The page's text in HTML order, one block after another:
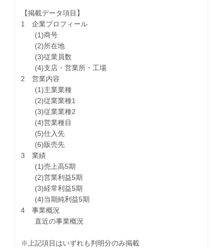
【掲載データ項目】
1 企業プロフィール
(1)商号
(2)所在地
(3)従業員数
(4)支店・営業所・工場
2 営業内容
(1)主業業種
(2)従業業種1
(3)従業業種2
(4)営業種目
(5)仕入先
(6)販売先
3 業績
(1)売上高5期
(2)営業利益5期
(3)経常利益5期
(4)当期純利益5期
4 事業概況
直近の事業概況
※上記項目はいずれも判明分のみ掲載